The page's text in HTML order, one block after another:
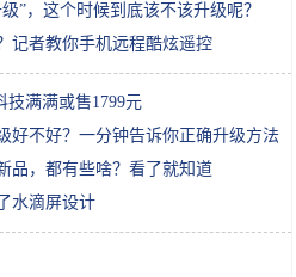
”，这个时候到底该不该升级呢？
记者教你手机远程酷炫遥控
技满满或售1799元
好不好？一分钟告诉你正确升级方法
品，都有些啥？看了就知道
水滴屏设计